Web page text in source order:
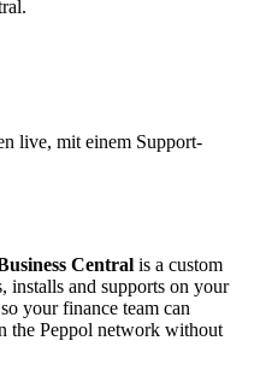
live, mit einem Support-
Central is a custom
and supports on your
your finance team can
the Peppol network without